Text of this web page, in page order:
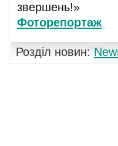
звершень!»
Фоторепортаж
Розділ новин: